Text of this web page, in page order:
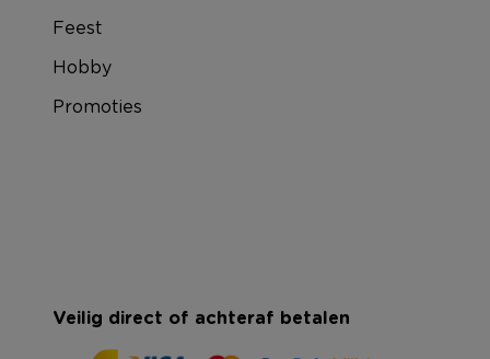
Feest
Hobby
Promoties
Veilig direct of achteraf betalen